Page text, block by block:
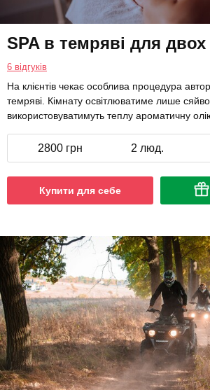
SPA в темряві для двох
6 відгуків
На клієнтів чекає особлива процедура
темряві. Кімнату освітлюватиме лише
використовуватимуть теплу ароматичну
2800 грн 2 люд.
Купити для себе